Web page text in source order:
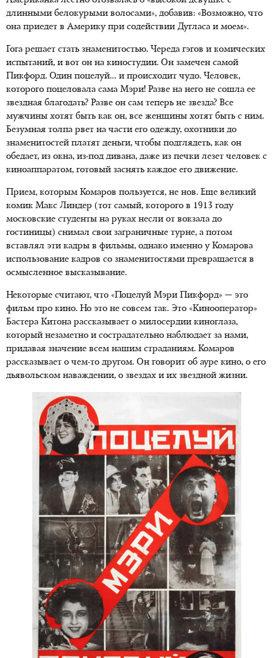
длинными белокурыми волосами», добавив: «Возможно, что
она приедет в Америку при содействии Дугласа и моем».
Гога решает стать знаменитостью. Череда гэгов и комических
испытаний, и вот он на киностудии. Он замечен самой
Пикфорд. Один поцелуй… и происходит чудо. Человек,
которого поцеловала сама Мэри! Разве на него не сошла ее
звездная благодать? Разве он сам теперь не звезда? Все
мужчины хотят быть как он, все женщины хотят быть с ним.
Безумная толпа рвет на части его одежду, охотники до
знаменитостей платят деньги, чтобы подглядеть, как он
обедает, из окна, из-под дивана, даже из печки лезет человек с
киноаппаратом, готовый заснять каждое его движение.
Прием, которым Комаров пользуется, не нов. Еще великий
комик Макс Линдер (тот самый, которого в 1913 году
московские студенты на руках несли от вокзала до
гостиницы) снимал свои заграничные турне, а потом
вставлял эти кадры в фильмы, однако именно у Комарова
использование кадров со знаменитостями превращается в
осмысленное высказывание.
Некоторые считают, что «Поцелуй Мэри Пикфорд» — это
фильм про кино. Но это не совсем так. Это «Кинооператор»
Бастера Китона рассказывает о милосердии киноглаза,
который незаметно и сострадательно наблюдает за нами,
придавая значение всем нашим страданиям. Комаров
рассказывает о чем-то другом. Он говорит об ауре кино, о его
дьявольском наваждении, о звездах и их звездной жизни.